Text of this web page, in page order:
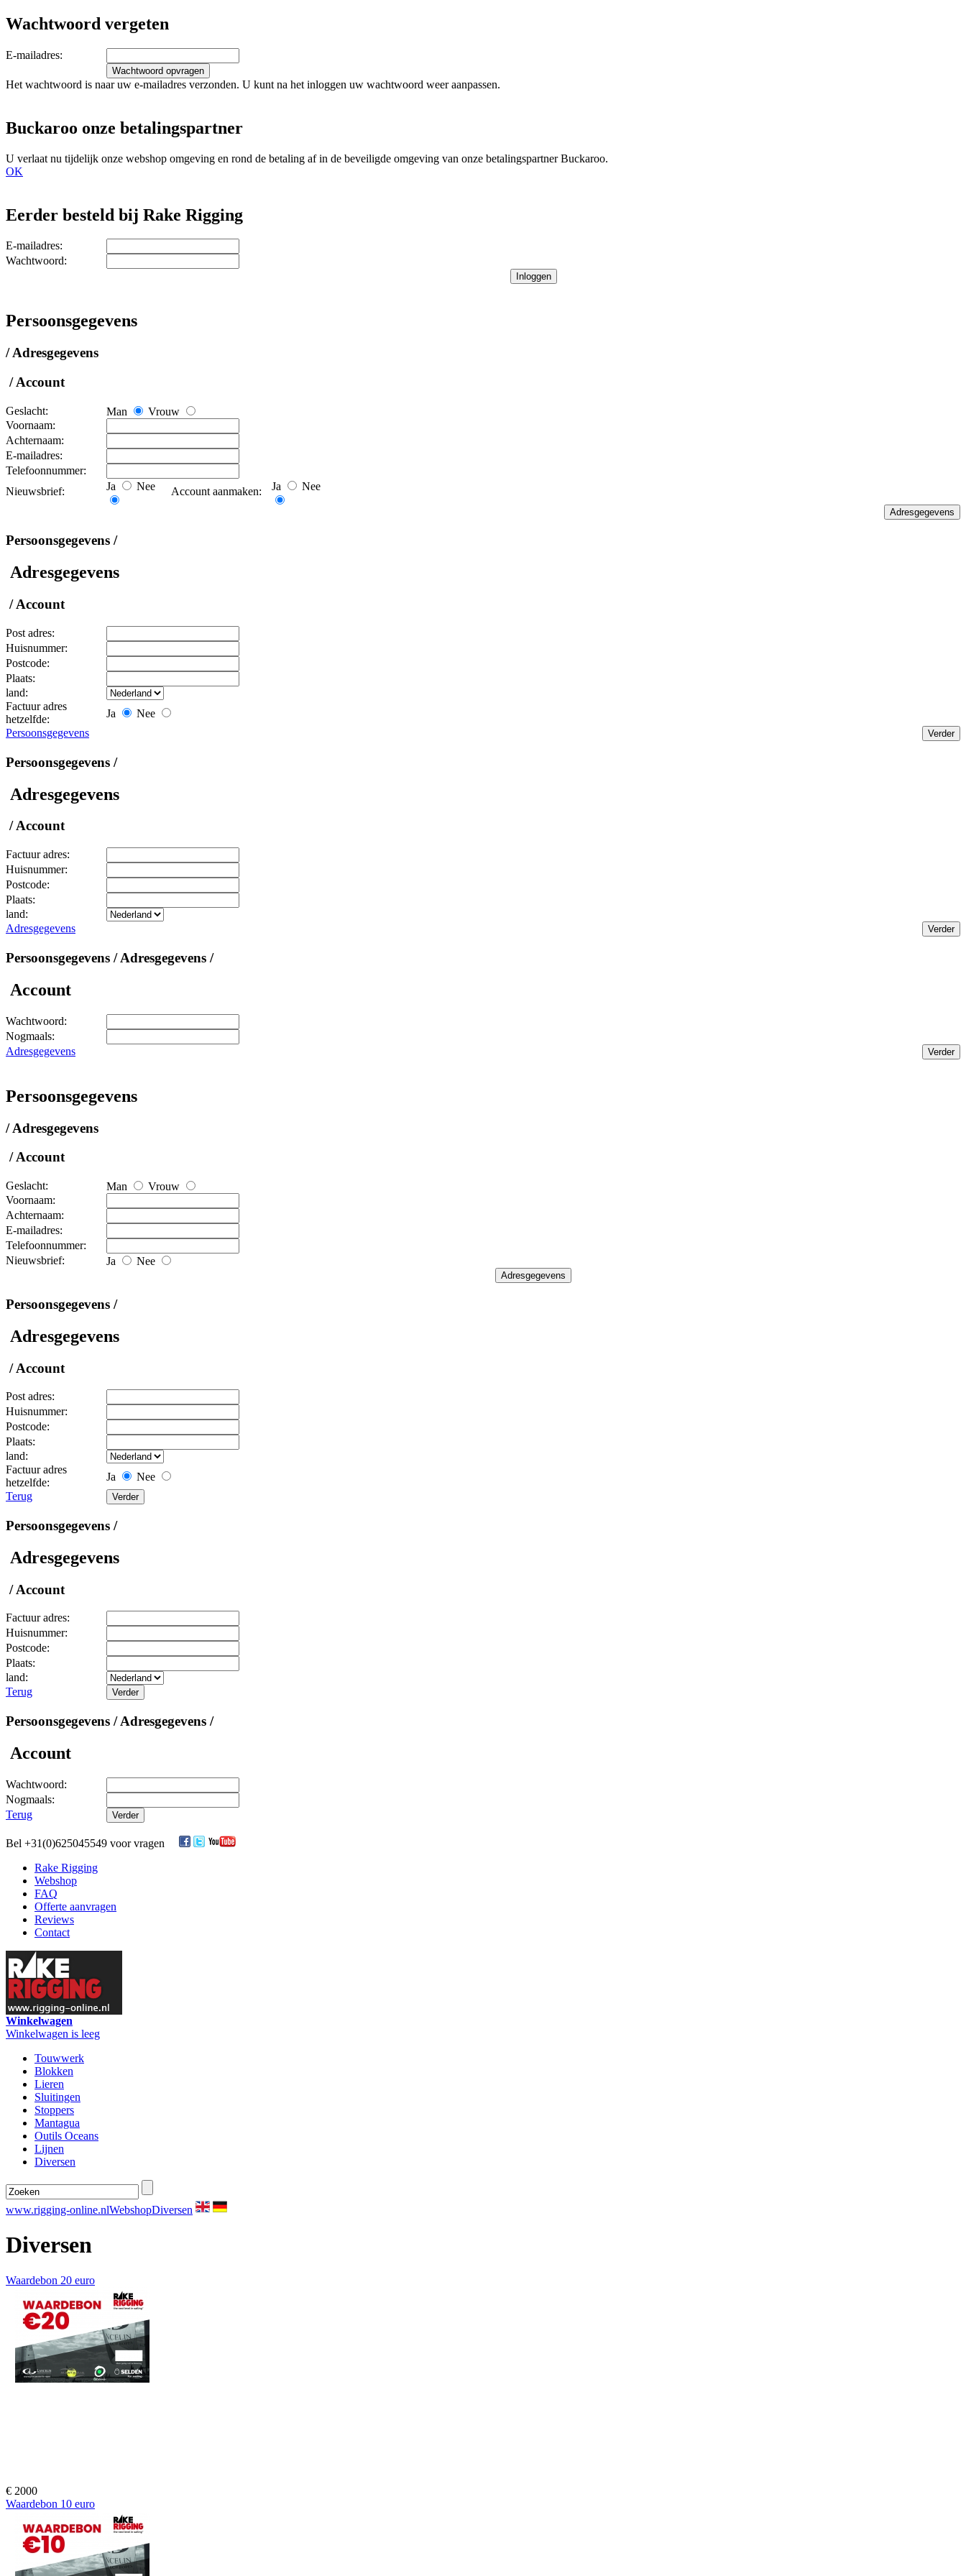
Wachtwoord vergeten
E-mailadres:
Het wachtwoord is naar uw e-mailadres verzonden. U kunt na het inloggen uw wachtwoord weer aanpassen.
Buckaroo onze betalingspartner
U verlaat nu tijdelijk onze webshop omgeving en rond de betaling af in de beveiligde omgeving van onze betalingspartner Buckaroo.
OK
Eerder besteld bij Rake Rigging
E-mailadres:
Wachtwoord:
Persoonsgegevens
/ Adresgegevens
/ Account
Geslacht: Man
Vrouw
Voornaam:
Achternaam:
E-mailadres:
Telefoonnummer:
Nieuwsbrief:
Ja Nee Account aanmaken: Ja Nee
Persoonsgegevens /
Adresgegevens
/ Account
Post adres:
Huisnummer:
Postcode:
Plaats:
land:
Factuur adres
hetzelfde:
Ja
Nee
Persoonsgegevens
Persoonsgegevens /
Adresgegevens
/ Account
Factuur adres:
Huisnummer:
Postcode:
Plaats:
land:
Adresgegevens
Persoonsgegevens / Adresgegevens /
Account
Wachtwoord:
Nogmaals:
Adresgegevens
Persoonsgegevens
/ Adresgegevens
/ Account
Geslacht: Man
Vrouw
Voornaam:
Achternaam:
E-mailadres:
Telefoonnummer:
Nieuwsbrief:
Ja Nee
Persoonsgegevens /
Adresgegevens
/ Account
Post adres:
Huisnummer:
Postcode:
Plaats:
land:
Factuur adres
hetzelfde:
Ja
Nee
Terug
Persoonsgegevens /
Adresgegevens
/ Account
Factuur adres:
Huisnummer:
Postcode:
Plaats:
land:
Terug
Persoonsgegevens / Adresgegevens /
Account
Wachtwoord:
Nogmaals:
Terug
Bel +31(0)625045549 voor vragen
Rake Rigging
Webshop
FAQ
Offerte aanvragen
Reviews
Contact
Winkelwagen
Winkelwagen is leeg
Touwwerk
Blokken
Lieren
Sluitingen
Stoppers
Mantagua
Outils Oceans
Lijnen
Diversen
www.rigging-online.nlWebshopDiversen
Diversen
Waardebon 20 euro
€ 2000
Waardebon 10 euro